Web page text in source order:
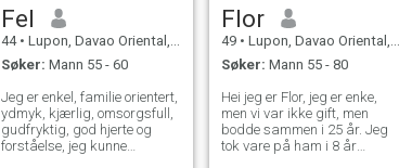
Fel
44 • Lupon, Davao Oriental, Filippinene
Søker: Mann 55 - 60
Jeg er enkel, familie orientert,
ydmyk, kjærlig, omsorgsfull,
gudfryktig, god hjerte og
forståelse, jeg kunne
Flor
49 • Lupon, Davao Oriental, Filippinene
Søker: Mann 55 - 80
Hei jeg er Flor, jeg er enke,
men vi var ikke gift, men
bodde sammen i 25 år. Jeg
tok vare på ham i 8 år